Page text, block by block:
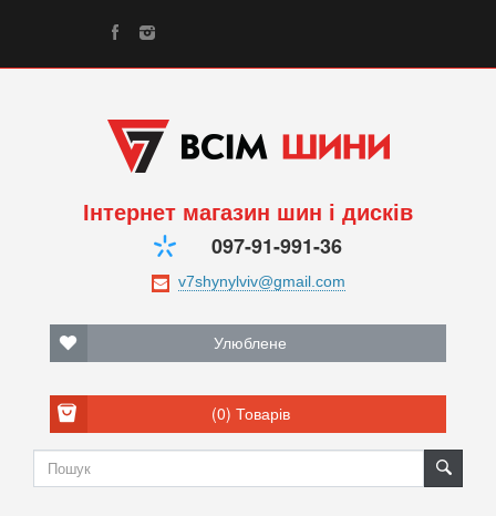
Інтернет магазин шин і дисків
097-91-991-36
Улюблене
(0) Товарів